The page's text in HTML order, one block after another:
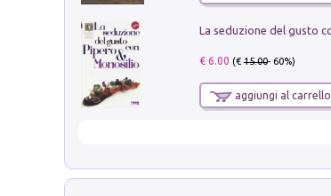
€ 6.00 (€15.00- 60%)
aggiungi al carrello